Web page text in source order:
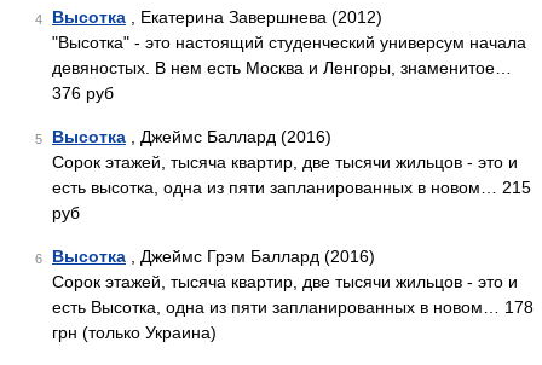
4 Высотка , Екатерина Завершнева (2012)
"Высотка" - это настоящий студенческий универсум начала
девяностых. В нем есть Москва и Ленгоры, знаменитое…
376 руб
5 Высотка , Джеймс Баллард (2016)
Сорок этажей, тысяча квартир, две тысячи жильцов - это и
есть высотка, одна из пяти запланированных в новом… 215
руб
6 Высотка , Джеймс Грэм Баллард (2016)
Сорок этажей, тысяча квартир, две тысячи жильцов - это и
есть Высотка, одна из пяти запланированных в новом… 178
грн (только Украина)